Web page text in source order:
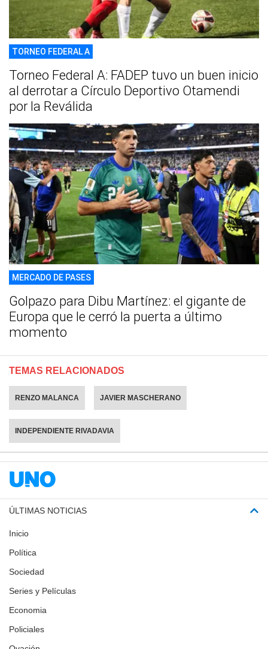
TORNEO FEDERAL A
Torneo Federal A: FADEP tuvo un buen inicio
al derrotar a Círculo Deportivo Otamendi
por la Reválida
MERCADO DE PASES
Golpazo para Dibu Martínez: el gigante de
Europa que le cerró la puerta a último
momento
TEMAS RELACIONADOS
RENZO MALANCA JAVIER MASCHERANO
INDEPENDIENTE RIVADAVIA
ÚLTIMAS NOTICIAS
Inicio
Política
Sociedad
Series y Películas
Economia
Policiales